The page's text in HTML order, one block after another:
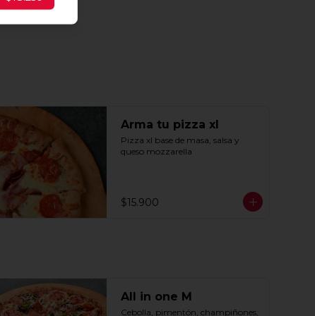
Arma tu pizza xl
Pizza xl base de masa, salsa y
queso mozzarella
$15.900
All in one M
Cebolla, pimentón, champiñones,